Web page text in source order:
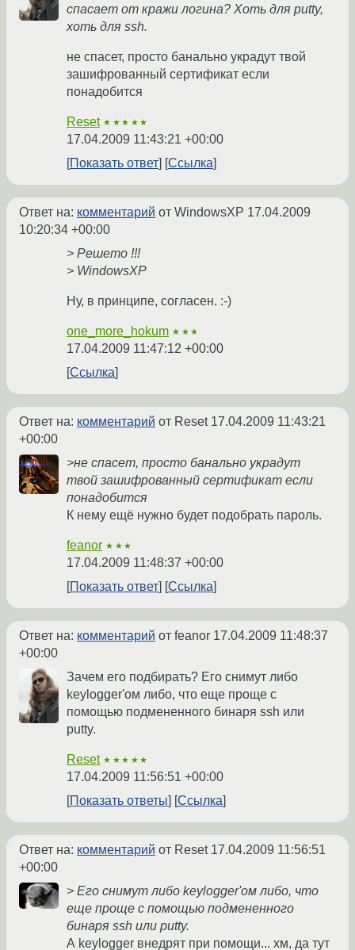
спасает от кражи логина? Хоть для putty,
хоть для ssh.
не спасет, просто банально украдут твой
зашифрованный сертификат если
понадобится
Reset ★★★★★
17.04.2009 11:43:21 +00:00
Показать ответ
Ссылка
Ответ на: комментарий от WindowsXP 17.04.2009
10:20:34 +00:00
> Решето !!!
> WindowsXP
Ну, в принципе, согласен. :-)
one_more_hokum ★★★
17.04.2009 11:47:12 +00:00
Ссылка
Ответ на: комментарий от Reset 17.04.2009 11:43:21
+00:00
>не спасет, просто банально украдут
твой зашифрованный сертификат если
понадобится
К нему ещё нужно будет подобрать пароль.
feanor ★★★
17.04.2009 11:48:37 +00:00
Показать ответ
Ссылка
Ответ на: комментарий от feanor 17.04.2009 11:48:37
+00:00
Зачем его подбирать? Его снимут либо
keylogger'ом либо, что еще проще с
помощью подмененного бинаря ssh или
putty.
Reset ★★★★★
17.04.2009 11:56:51 +00:00
Показать ответы
Ссылка
Ответ на: комментарий от Reset 17.04.2009 11:56:51
+00:00
> Его снимут либо keylogger'ом либо, что
еще проще с помощью подмененного
бинаря ssh или putty.
А keylogger внедрят при помощи... хм, да тут